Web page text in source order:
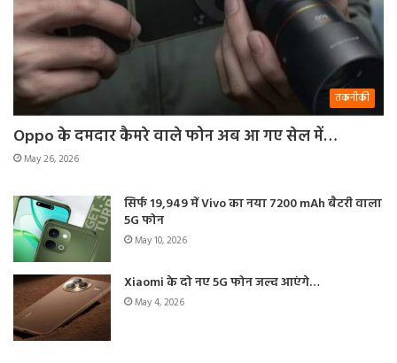
तकनीकी
Oppo के दमदार कैमरे वाले फोन अब आ गए सेल में…
May 26, 2026
सिर्फ 19,949 में Vivo का नया 7200 mAh बैटरी वाला
5G फोन
May 10, 2026
Xiaomi के दो नए 5G फोन जल्द आएंगे…
May 4, 2026